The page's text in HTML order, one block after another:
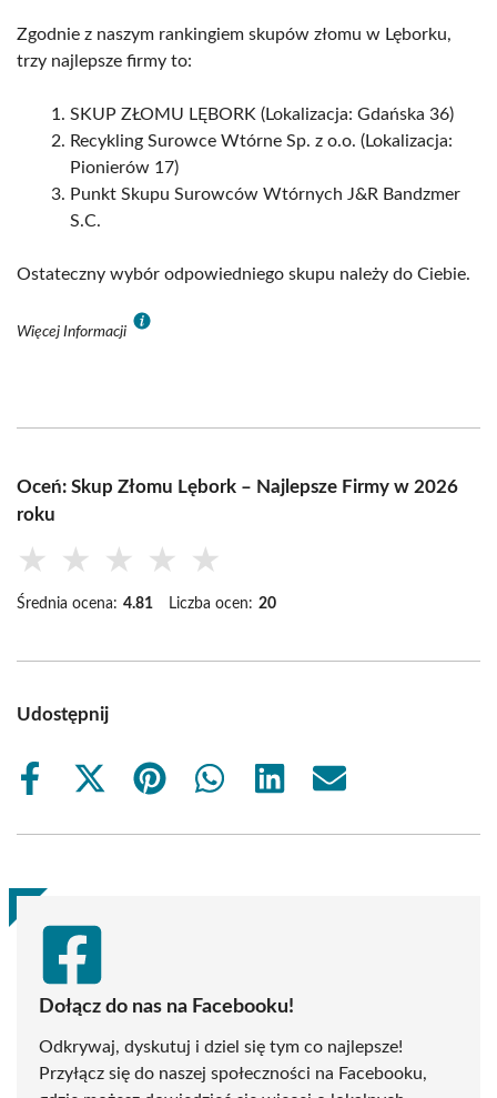
Zgodnie z naszym rankingiem skupów złomu w Lęborku,
trzy najlepsze firmy to:
SKUP ZŁOMU LĘBORK (Lokalizacja: Gdańska 36)
Recykling Surowce Wtórne Sp. z o.o. (Lokalizacja:
Pionierów 17)
Punkt Skupu Surowców Wtórnych J&R Bandzmer
S.C.
Ostateczny wybór odpowiedniego skupu należy do Ciebie.
Więcej Informacji
Oceń: Skup Złomu Lębork – Najlepsze Firmy w 2026
roku
★ ★ ★ ★ ★
Średnia ocena: 4.81 Liczba ocen: 20
Udostępnij
Share
Share
(Twitter)
Share
Share
Share
Share
Dołącz do nas na Facebooku!
Odkrywaj, dyskutuj i dziel się tym co najlepsze!
Przyłącz się do naszej społeczności na Facebooku,